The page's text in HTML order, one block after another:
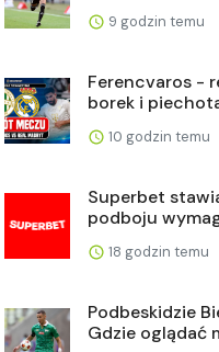
9 godzin temu
Ferencvaros -
borek i
10 godzin temu
Superbet
podboju
18 godzin temu
Podbeskidzie
Gdzie oglądać